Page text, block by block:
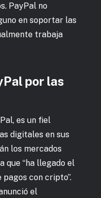
PayPal no
en soportar las
trabaja
por las
es un fiel
digitales en sus
los mercados
que “ha llegado el
con cripto”.
el